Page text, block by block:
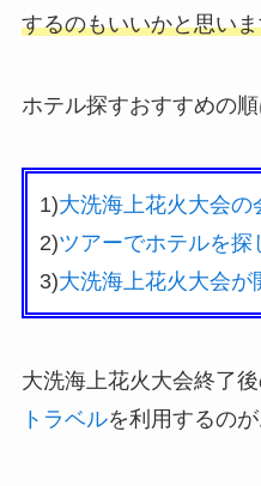
するのもいいかと思い
ホテル探すおすすめの順
1)大洗海上花火大会
2)ツアーでホテルを探
3)大洗海上花火大会
大洗海上花火大会終了
トラベルを利用するのが